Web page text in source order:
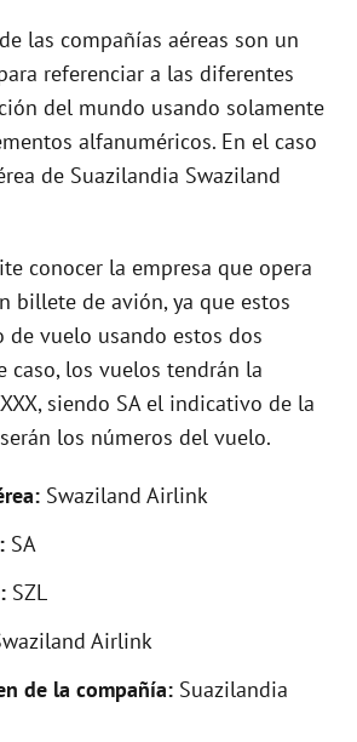
o
las compañías aéreas son un
referenciar a las diferentes
del mundo usando solamente
alfanuméricos. En el caso
de Suazilandia Swaziland
conocer la empresa que opera
billete de avión, ya que estos
de vuelo usando estos dos
caso, los vuelos tendrán la
siendo SA el indicativo de la
los números del vuelo.
Swaziland Airlink
SA
SZL
Airlink
de la compañía: Suazilandia